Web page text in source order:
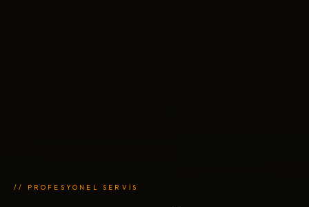
// PROFESYONEL SERVİS